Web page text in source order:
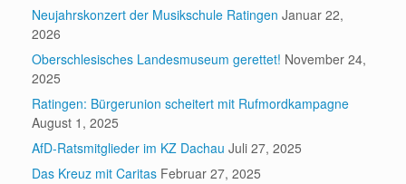
Neujahrskonzert der Musikschule Ratingen Januar 22,
2026
Oberschlesisches Landesmuseum gerettet! November 24,
2025
Ratingen: Bürgerunion scheitert mit Rufmordkampagne
August 1, 2025
AfD-Ratsmitglieder im KZ Dachau Juli 27, 2025
Das Kreuz mit Caritas Februar 27, 2025